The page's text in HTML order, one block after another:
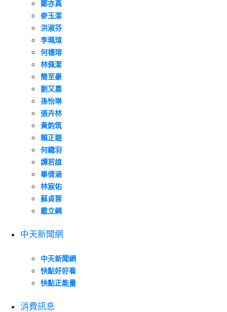
鄭亦真
麥玉潔
洪淑芬
李珮瑄
何橞瑢
林佩潔
簡至豪
劉又嘉
孫怡琳
張卉林
黃韵筑
賴正鎧
何織羽
譚若誼
畢倩涵
林宸佑
蘇貞蓉
戴立綱
中天新聞網
中天新聞網
快點好好看
快點正能量
消費訊息